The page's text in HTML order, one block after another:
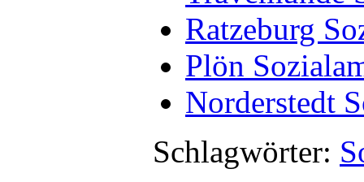
Ratzeburg
Plön
Norderstedt
Schlagwörter: